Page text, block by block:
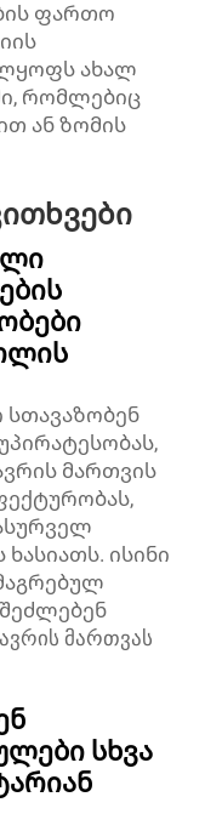
ფართო
ახალ
რომლებიც
ან ზომის
მართვის
ისინი
მართვას
სხვა